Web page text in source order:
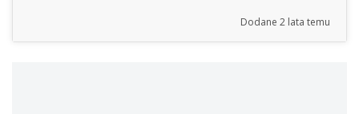
Dodane 2 lata temu